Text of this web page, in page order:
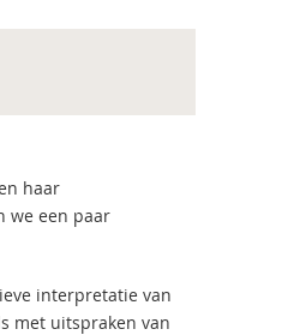
haar
we een paar
interpretatie van
met uitspraken van